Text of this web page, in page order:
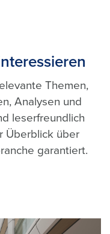
Themen,
Analysen und
leserfreundlich
Überblick über
garantiert.